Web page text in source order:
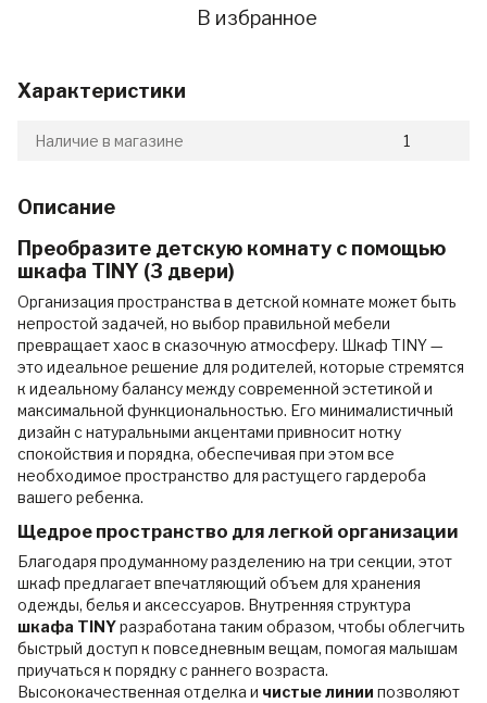
В избранное
Характеристики
Наличие в магазине 1
Описание
Преобразите детскую комнату с помощью
шкафа TINY (3 двери)
Организация пространства в детской комнате может быть
непростой задачей, но выбор правильной мебели
превращает хаос в сказочную атмосферу. Шкаф TINY —
это идеальное решение для родителей, которые стремятся
к идеальному балансу между современной эстетикой и
максимальной функциональностью. Его минималистичный
дизайн с натуральными акцентами привносит нотку
спокойствия и порядка, обеспечивая при этом все
необходимое пространство для растущего гардероба
вашего ребенка.
Щедрое пространство для легкой организации
Благодаря продуманному разделению на три секции, этот
шкаф предлагает впечатляющий объем для хранения
одежды, белья и аксессуаров. Внутренняя структура
шкафа TINYразработана таким образом, чтобы облегчить
быстрый доступ к повседневным вещам, помогая малышам
приучаться к порядку с раннего возраста.
Высококачественная отделка и чистые линии позволяют